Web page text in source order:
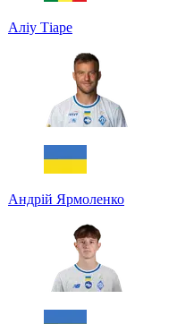
Аліу Тіаре
Андрій Ярмоленко